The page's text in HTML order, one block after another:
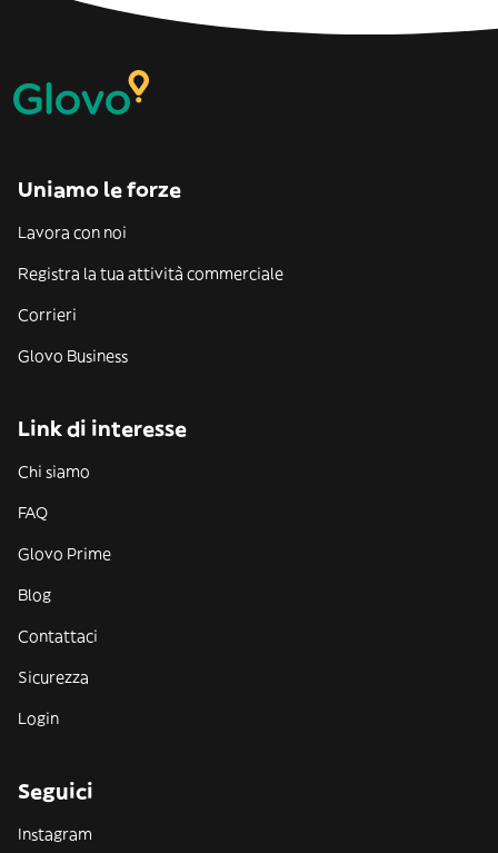
Uniamo le forze
Lavora con noi
Registra la tua attività commerciale
Corrieri
Glovo Business
Link di interesse
Chi siamo
FAQ
Glovo Prime
Blog
Contattaci
Sicurezza
Login
Seguici
Instagram